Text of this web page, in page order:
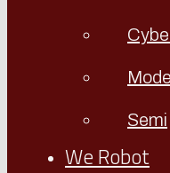
Semi
We Robot